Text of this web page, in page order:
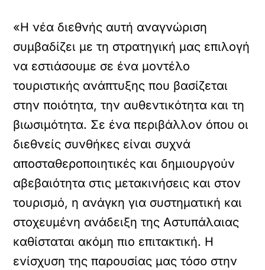
«Η νέα διεθνής αυτή αναγνώριση
συμβαδίζει με τη στρατηγική μας επιλογή
να εστιάσουμε σε ένα μοντέλο
τουριστικής ανάπτυξης που βασίζεται
στην ποιότητα, την αυθεντικότητα και τη
βιωσιμότητα. Σε ένα περιβάλλον όπου οι
διεθνείς συνθήκες είναι συχνά
αποσταθεροποιητικές και δημιουργούν
αβεβαιότητα στις μετακινήσεις και στον
τουρισμό, η ανάγκη για συστηματική και
στοχευμένη ανάδειξη της Αστυπάλαιας
καθίσταται ακόμη πιο επιτακτική. Η
ενίσχυση της παρουσίας μας τόσο στην